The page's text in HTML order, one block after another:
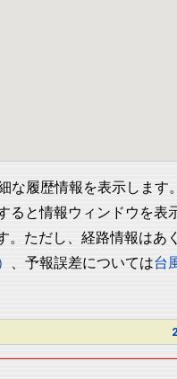
な履歴情報を表示しま
ると情報ウィンドウを
ただし、経路情報はあ
、予報誤差については台